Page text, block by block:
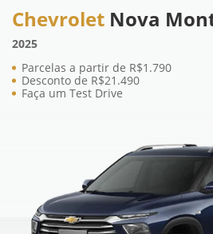
Chevrolet Nova
2025
Parcelas a partir de R$1.790
Desconto de R$21.490
Faça um Test Drive